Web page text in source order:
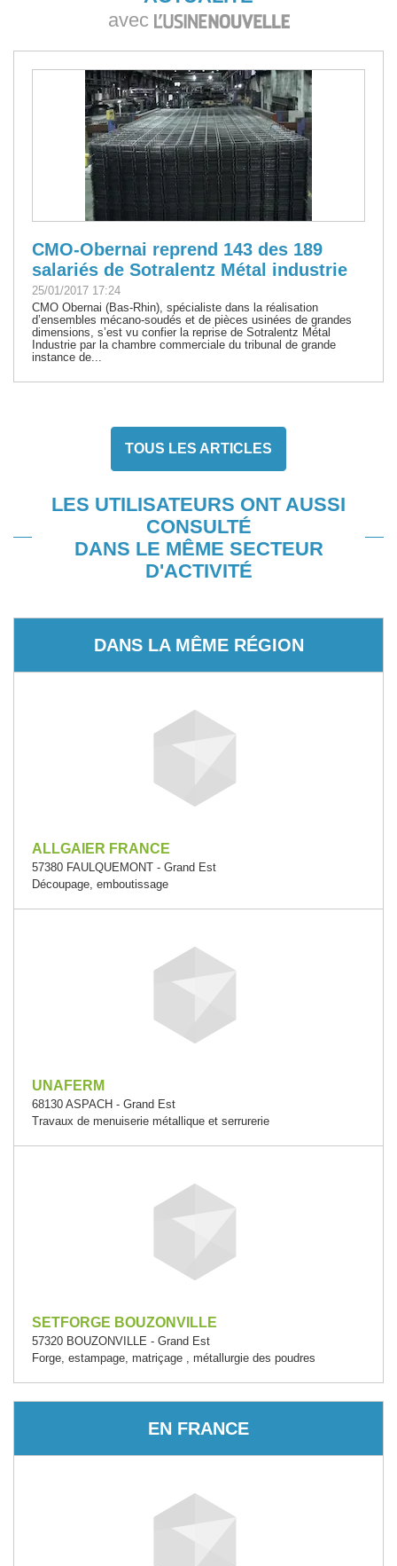
avec
CMO-Obernai reprend 143 des 189
salariés de Sotralentz Métal industrie
25/01/2017 17:24
CMO Obernai (Bas-Rhin), spécialiste dans la réalisation
d’ensembles mécano-soudés et de pièces usinées de grandes
dimensions, s’est vu confier la reprise de Sotralentz Métal
Industrie par la chambre commerciale du tribunal de grande
instance de...
TOUS LES ARTICLES
LES UTILISATEURS ONT AUSSI
CONSULTÉ
DANS LE MÊME SECTEUR
D'ACTIVITÉ
DANS LA MÊME RÉGION
ALLGAIER FRANCE
57380 FAULQUEMONT - Grand Est
Découpage, emboutissage
UNAFERM
68130 ASPACH - Grand Est
Travaux de menuiserie métallique et serrurerie
SETFORGE BOUZONVILLE
57320 BOUZONVILLE - Grand Est
Forge, estampage, matriçage , métallurgie des poudres
EN FRANCE